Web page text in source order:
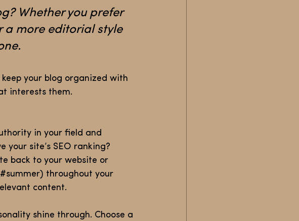
Whether you prefer
a more editorial style
your blog organized with
interests them.
in your field and
site’s SEO ranking?
back to your website or
#summer) throughout your
content.
shine through. Choose a